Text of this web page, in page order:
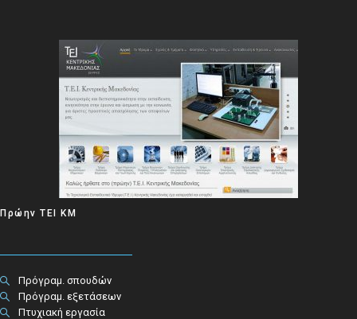
Πρώην ΤΕΙ ΚΜ
Πρόγραμ. σπουδών
Πρόγραμ. εξετάσεων
Πτυχιακή εργασία